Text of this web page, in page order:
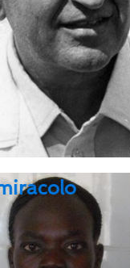
Giuseppe